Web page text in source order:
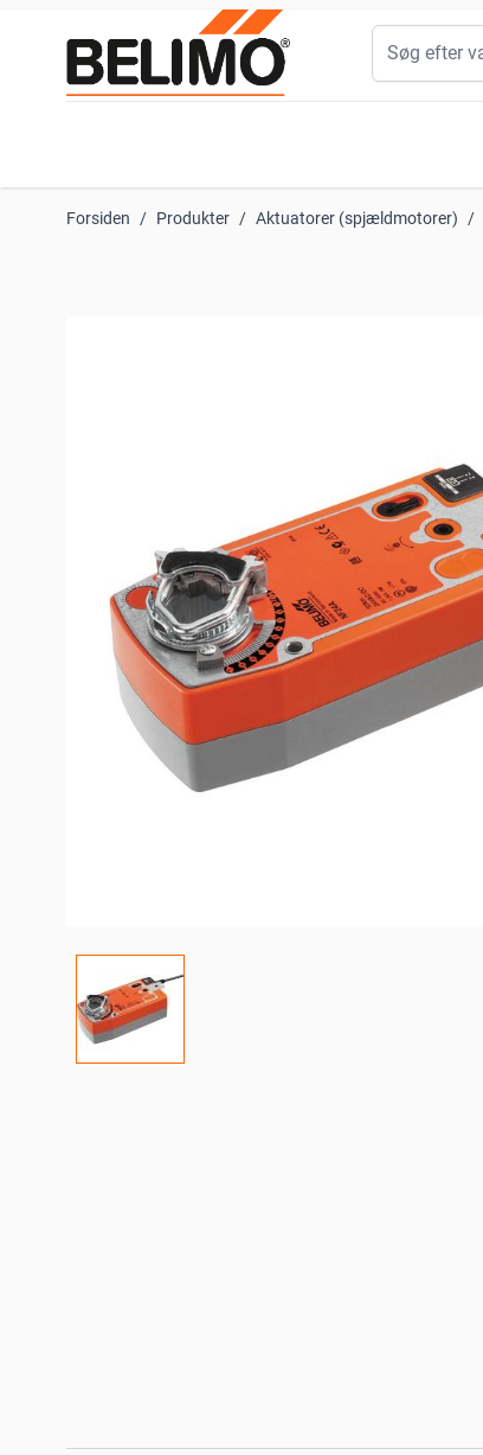
Søg
Forsiden / Produkter / Aktuatorer (spjældmotorer) /